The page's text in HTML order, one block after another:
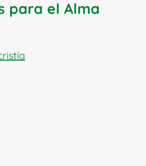
para el Alma